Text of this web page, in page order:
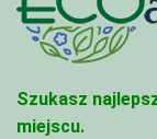
Szukasz
miejscu.